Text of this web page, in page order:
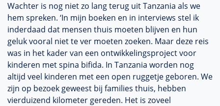
Wachter is nog niet zo lang terug uit Tanzania als we
hem spreken. ‘In mijn boeken en in interviews stel ik
inderdaad dat mensen thuis moeten blijven en hun
geluk vooral niet te ver moeten zoeken. Maar deze reis
was in het kader van een ontwikkelingsproject voor
kinderen met spina bifida. In Tanzania worden nog
altijd veel kinderen met een open ruggetje geboren. We
zijn op bezoek geweest bij families thuis, hebben
vierduizend kilometer gereden. Het is zoveel